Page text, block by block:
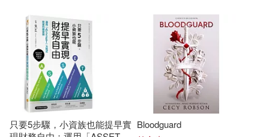
Marty/ Waff(2)
Mary Ellen (EDT)(2) Miller(2)
Moss(2) Phyllis/ Ceci(2)
Yerba Buena Center for the Arts(1)
中信出版社(1) 平凡文化(1)
彗智(1) 經緯文化(1)
只要5步驟，小資族也能提早實 Bloodguard